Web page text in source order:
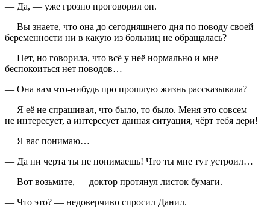
— Да, — уже грозно проговорил он.
— Вы знаете, что она до сегодняшнего дня по поводу своей
беременности ни в какую из больниц не обращалась?
— Нет, но говорила, что всё у неё нормально и мне
беспокоиться нет поводов…
— Она вам что-нибудь про прошлую жизнь рассказывала?
— Я её не спрашивал, что было, то было. Меня это совсем
не интересует, а интересует данная ситуация, чёрт тебя дери!
— Я вас понимаю…
— Да ни черта ты не понимаешь! Что ты мне тут устроил…
— Вот возьмите, — доктор протянул листок бумаги.
— Что это? — недоверчиво спросил Данил.